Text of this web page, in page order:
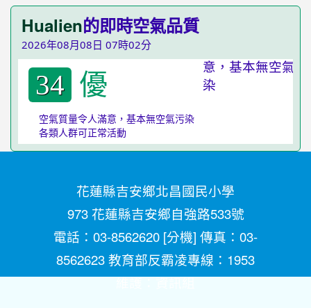
Hualien的即時空氣品質
2026年08月08日 07時02分
34 優
空氣質量令人滿意，基本無空氣污染
各類人群可正常活動
花蓮縣吉安鄉北昌國民小學
973 花蓮縣吉安鄉自強路533號
電話：03-8562620 [分機] 傳真：03-
8562623 教育部反霸凌專線：1953
維護：資訊組